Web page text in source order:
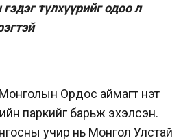
түлхүүрийг одоо л
Монголын Ордос аймагт нэт
паркийг барьж эхэлсэн.
учир нь Монгол Улстай